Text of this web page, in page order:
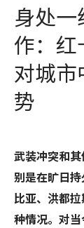
身处
作：
对城
势
武装冲突和
别是在旷日
比亚、洪都
种情况。对